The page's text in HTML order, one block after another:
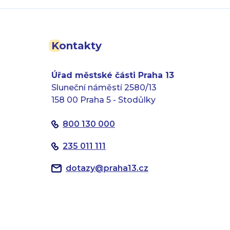
Kontakty
Úřad městské části Praha 13
Sluneční náměstí 2580/13
158 00 Praha 5 - Stodůlky
800 130 000
235 011 111
dotazy@praha13.cz